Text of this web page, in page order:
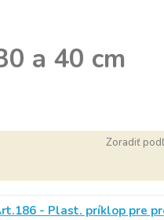
a 40 cm
Zoradiť
- Plast. príklop pre